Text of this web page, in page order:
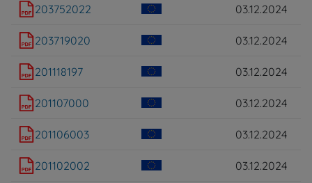
203752022 03.12.2024
203719020 03.12.2024
201118197 03.12.2024
201107000 03.12.2024
201106003 03.12.2024
201102002 03.12.2024